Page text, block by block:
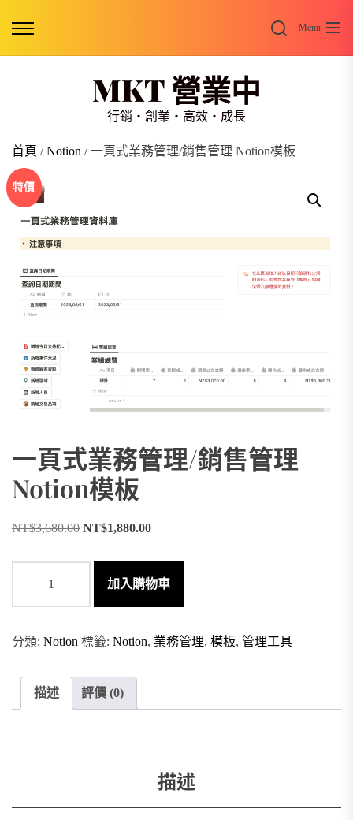
SearchMenu
MKT 營業中
行銷・創業・高效・成長
首頁 /Notion / 一頁式業務管理/銷售管理 Notion模板
特價
一頁式業務管理/銷售管理
Notion模板
NT$3,680.00 原
價
NT$3,680.00。
NT$1,880.00目
價
格：
式
務
售
數
加入購物車
分類: Notion 標籤: Notion, 業務管理, 模板, 管理工具
描述 評價 (0)
描述